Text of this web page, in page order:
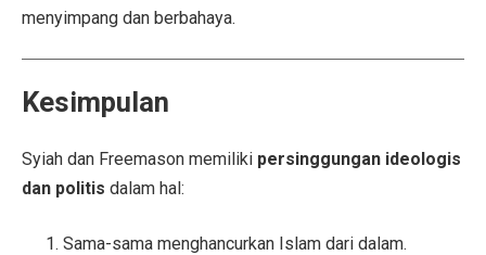
menyimpang dan berbahaya.
Kesimpulan
Syiah dan Freemason memiliki persinggungan ideologis
dan politis dalam hal:
Sama-sama menghancurkan Islam dari dalam.